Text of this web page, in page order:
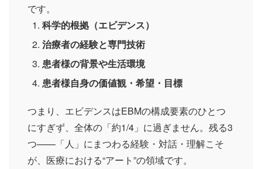
です。
科学的根拠（エビデンス）
治療者の経験と専門技術
患者様の背景や生活環境
患者様自身の価値観・希望・目標
つまり、エビデンスはEBMの構成要素のひとつ
にすぎず、全体の「約1/4」に過ぎません。残る3
つ——「人」にまつわる経験・対話・理解こそ
が、医療における“アート”の領域です。